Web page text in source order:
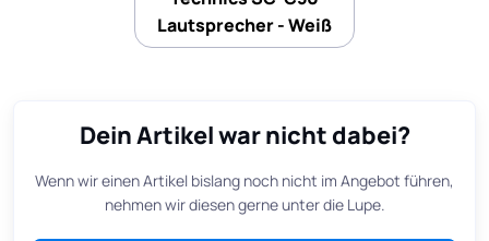
Lautsprecher - Weiß
Dein Artikel war nicht dabei?
Wenn wir einen Artikel bislang noch nicht im Angebot führen,
nehmen wir diesen gerne unter die Lupe.